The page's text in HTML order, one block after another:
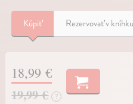
Kúpiť Rezervovať v
18,99 €
19,99 €
?